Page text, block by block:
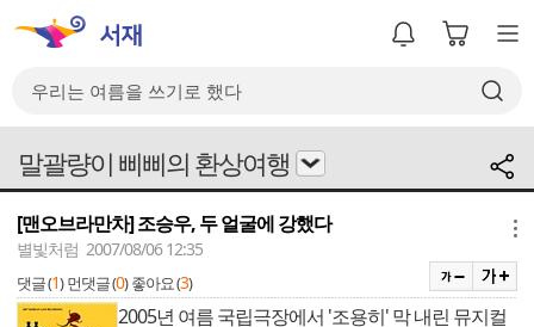
말괄량이 삐삐의 환상여행
[맨오브라만차] 조승우, 두 얼굴에 강했다
별빛처럼 2007/08/06 12:35
댓글 (1) 먼댓글 (0) 좋아요 (3)
2005년 여름 국립극장에서 '조용히' 막 내린 뮤지컬